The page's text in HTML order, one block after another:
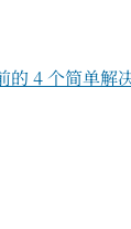
的 4 个简单解